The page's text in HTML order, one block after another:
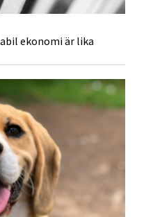
ekonomi är lika